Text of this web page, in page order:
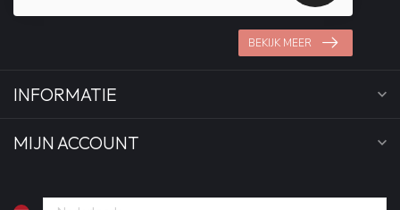
BEKIJK MEER
INFORMATIE
MIJN ACCOUNT